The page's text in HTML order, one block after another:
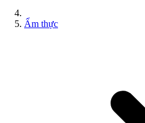
Ẩm thực